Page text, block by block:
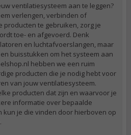
ventilatiesysteem aan te leggen?
verlengen, verbinden of
producten te gebruiken, zorg je
toe- en afgevoerd. Denk
en luchtafvoerslangen, maar
buisstukken om het systeem aan
hebben we een ruim
producten die je nodig hebt voor
van jouw ventilatiesysteem.
producten dat zijn en waarvoor je
informatie over bepaalde
kun je die vinden door hierboven op